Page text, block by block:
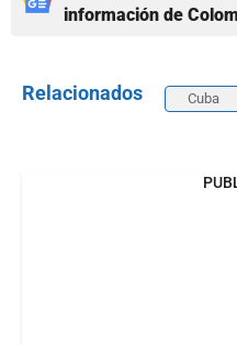
información de
Relacionados Cuba